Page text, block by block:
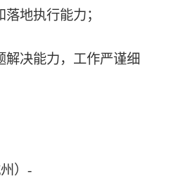
地执行能力；
解决能力，工作严谨细
）-